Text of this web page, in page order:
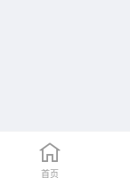
首页